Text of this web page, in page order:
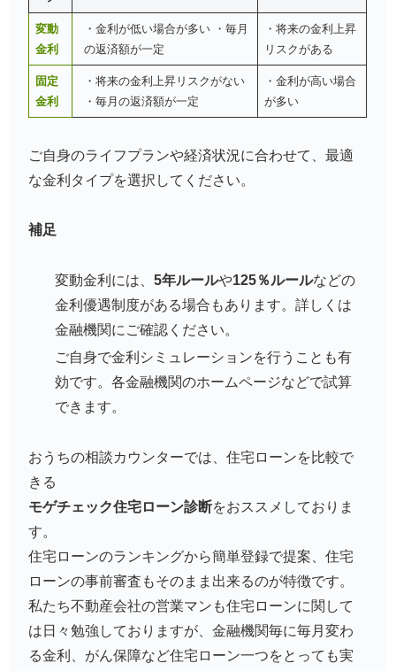
変動
金利
・金利が低い場合が多い ・毎月
の返済額が一定
・将来の金利上昇
リスクがある
固定
金利
・将来の金利上昇リスクがない
・毎月の返済額が一定
・金利が高い場合
が多い
ご自身のライフプランや経済状況に合わせて、最適
な金利タイプを選択してください。
補足
変動金利には、 5年ルールや125％ルールなどの
金利優遇制度がある場合もあります。詳しくは
金融機関にご確認ください。
ご自身で金利シミュレーションを行うことも有
効です。各金融機関のホームページなどで試算
できます。
おうちの相談カウンターでは、住宅ローンを比較で
きる
モゲチェック住宅ローン診断をおススメしておりま
す。
住宅ローンのランキングから簡単登録で提案、住宅
ローンの事前審査もそのまま出来るのが特徴です。
私たち不動産会社の営業マンも住宅ローンに関して
は日々勉強しておりますが、金融機関毎に毎月変わ
る金利、がん保障など住宅ローン一つをとっても実